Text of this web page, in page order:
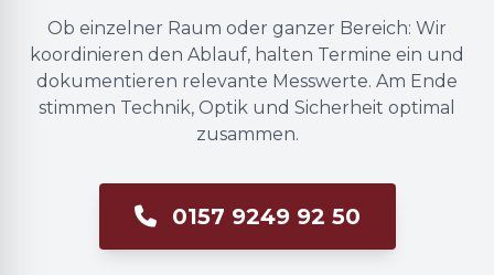
Ob einzelner Raum oder ganzer Bereich: Wir
koordinieren den Ablauf, halten Termine ein und
dokumentieren relevante Messwerte. Am Ende
stimmen Technik, Optik und Sicherheit optimal
zusammen.
0157 9249 92 50